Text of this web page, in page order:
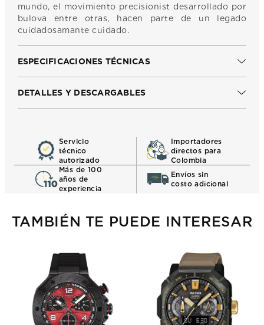
mundo, el movimiento precisionist desarrollado por
bulova entre otras, hacen parte de un legado
cuidadosamante cuidado.
ESPECIFICACIONES TÉCNICAS
DETALLES Y DESCARGABLES
Servicio
técnico
autorizado
Importadores
directos para
Colombia
Más de 100
años de
experiencia
Envíos sin
costo adicional
TAMBIÉN TE PUEDE INTERESAR